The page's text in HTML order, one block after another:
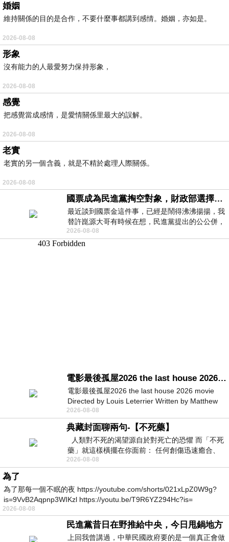
婚姻
維持關係的目的是合作，不要什麼事都講到感情。婚姻，亦如是。
2026-08-08
形象
沒有能力的人最愛努力保持形象，
2026-08-08
感覺
把感覺當成感情，是愛情關係里最大的誤解。
2026-08-08
老實
老實的另一個含義，就是不精於處理人際關係。
2026-08-08
國票成為民進黨掏空對象，財政部選擇性失憶
最近談到國票金這件事，已經是鬧得沸沸揚揚，我
替許崑源大哥有時候在想，民進黨提出的公公併，
其實就是想要國庫通黨庫，鬧出最大的醜
2026-08-08
電影最後孤屋2026 the last house 2026 movie
電影最後孤屋2026 the last house 2026 movie
Directed by Louis Leterrier Written by Matthew
Robinson Starring Greta Lee Wa
2026-08-08
典藏封面聊兩句-【不死藥】
人類對不死的渴望源自於對死亡的恐懼 而「不死
藥」就這樣橫擺在你面前： 任何創傷迅速癒合、
停止衰老、痛覺消失…堪
2026-08-08
為了
為了那每一個不眠的夜 https://youtube.com/shorts/021xLpZ0W9g?
is=9VvB2Aqpnp3WIKzl https://youtu.be/T9R6YZ294Hc?is=
2026-08-08
民進黨昔日在野推給中央，今日甩鍋地方
上回我曾講過，中華民國政府要的是一個真正會做